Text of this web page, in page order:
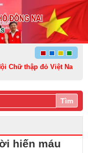
thập đỏ Việt Nam: Kết
Tìm
hiến máu